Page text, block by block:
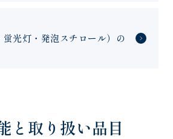
光灯・発泡スチロール）の
と取り扱い品目